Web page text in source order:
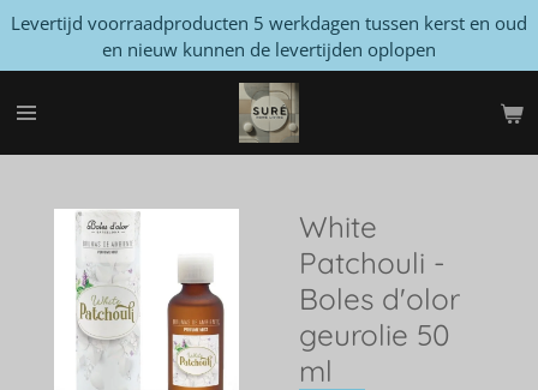
Ga
naar
de
Levertijd voorraadproducten 5 werkdagen tussen kerst en oud
en nieuw kunnen de levertijden oplopen
White
Patchouli -
Boles d'olor
geurolie 50
ml